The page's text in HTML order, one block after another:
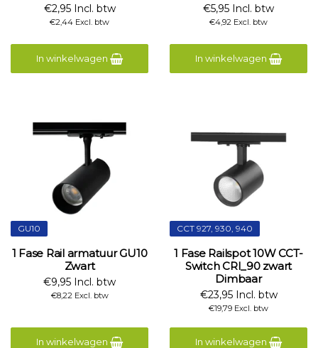
€2,95 Incl. btw
€2,44 Excl. btw
In winkelwagen
€5,95 Incl. btw
€4,92 Excl. btw
In winkelwagen
GU10
1 Fase Rail armatuur GU10
Zwart
€9,95 Incl. btw
€8,22 Excl. btw
In winkelwagen
CCT 927, 930, 940
1 Fase Railspot 10W CCT-
Switch CRI_90 zwart
Dimbaar
€23,95 Incl. btw
€19,79 Excl. btw
In winkelwagen